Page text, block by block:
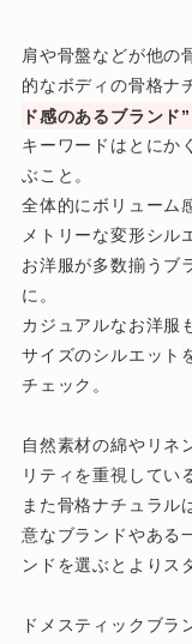
肩や骨盤などが他の
的なボディの骨格ナ
ド感のあるブランド”
キーワードはとにか
ぶこと。
全体的にボリューム
メトリーな変形シル
お洋服が多数揃うブ
に。
カジュアルなお洋服
サイズのシルエット
チェック。
自然素材の綿やリネ
リティを重視してい
また骨格ナチュラル
意なブランドやある
ンドを選ぶとよりス
ドメスティックブラ